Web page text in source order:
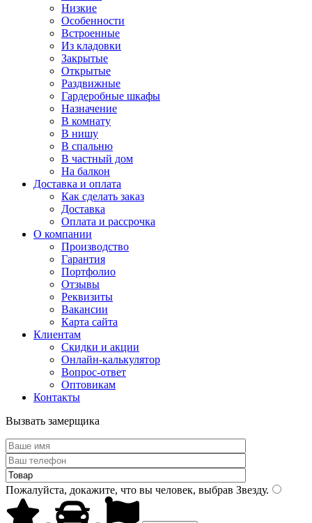
Низкие
Особенности
Встроенные
Из кладовки
Закрытые
Открытые
Раздвижные
Гардеробные шкафы
Назначение
В комнату
В нишу
В спальню
В частный дом
На балкон
Доставка и оплата
Как сделать заказ
Доставка
Оплата и рассрочка
О компании
Производство
Гарантия
Портфолио
Отзывы
Реквизиты
Вакансии
Карта сайта
Клиентам
Скидки и акции
Онлайн-калькулятор
Вопрос-ответ
Оптовикам
Контакты
Вызвать замерщика
Пожалуйста, докажите, что вы человек, выбрав Звезду.